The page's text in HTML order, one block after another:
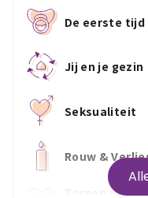
De eerste tijd
Jij en je gezin
Seksualiteit
Rouw &
Zorgen voor